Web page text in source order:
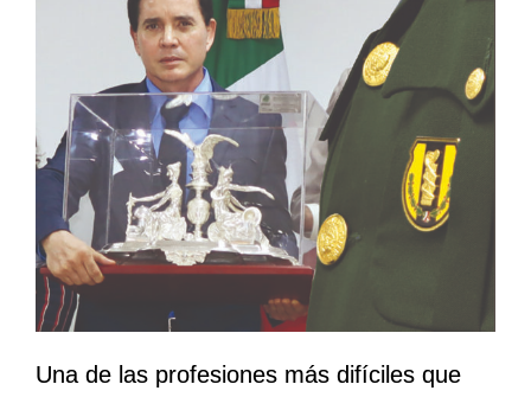
Una de las profesiones más difíciles que